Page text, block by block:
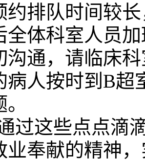
约排队时间较
全体科室人员
沟通，请临床
病人按时到B超
过这些点点滴
业奉献的精神